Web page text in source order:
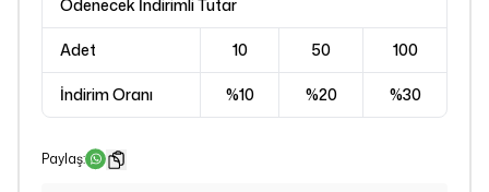
Ödenecek İndirimli Tutar
Adet 10 50 100
İndirim Oranı %10 %20 %30
Paylaş: